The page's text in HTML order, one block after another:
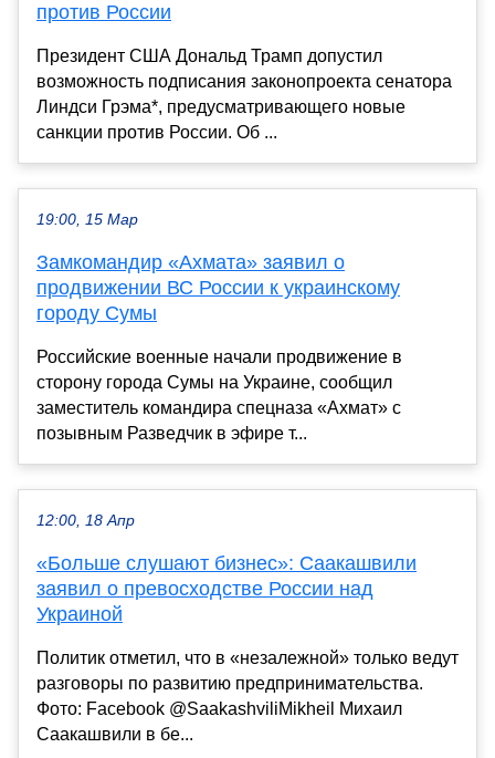
против России
Президент США Дональд Трамп допустил
возможность подписания законопроекта сенатора
Линдси Грэма*, предусматривающего новые
санкции против России. Об ...
19:00, 15 Мар
Замкомандир «Ахмата» заявил о
продвижении ВС России к украинскому
городу Сумы
Российские военные начали продвижение в
сторону города Сумы на Украине, сообщил
заместитель командира спецназа «Ахмат» с
позывным Разведчик в эфире т...
12:00, 18 Апр
«Больше слушают бизнес»: Саакашвили
заявил о превосходстве России над
Украиной
Политик отметил, что в «незалежной» только ведут
разговоры по развитию предпринимательства.
Фото: Facebook @SaakashviliMikheil Михаил
Саакашвили в бе...